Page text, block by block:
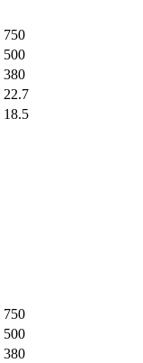
750
500
380
22.7
18.5
750
500
380